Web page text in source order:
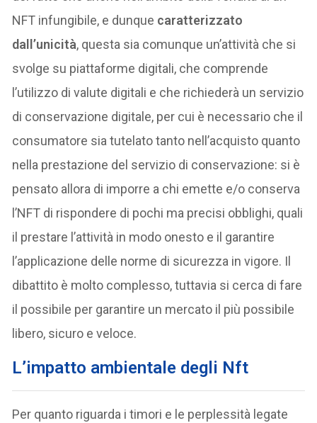
NFT infungibile, e dunque caratterizzato
dall’unicità, questa sia comunque un’attività che si
svolge su piattaforme digitali, che comprende
l’utilizzo di valute digitali e che richiederà un servizio
di conservazione digitale, per cui è necessario che il
consumatore sia tutelato tanto nell’acquisto quanto
nella prestazione del servizio di conservazione: si è
pensato allora di imporre a chi emette e/o conserva
l’NFT di rispondere di pochi ma precisi obblighi, quali
il prestare l’attività in modo onesto e il garantire
l’applicazione delle norme di sicurezza in vigore. Il
dibattito è molto complesso, tuttavia si cerca di fare
il possibile per garantire un mercato il più possibile
libero, sicuro e veloce.
L’impatto ambientale degli Nft
Per quanto riguarda i timori e le perplessità legate